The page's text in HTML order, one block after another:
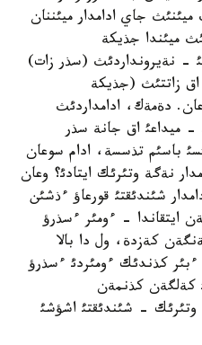
جاي ادامدار ميئننان
ميئندا جذيكة
- نةيرونداردئث (سذر زات)
زاتتئث (جذيكة
دةمةك، ادامداردئث
- ميداعئ اق جانة سذر
باسئم تذسسة، ادام سوعان
نةگة وتئرئك ايتادئ؟ وعان
شئندئقتئ قورعاؤ ءذشئن
ايتقاندا - ءومئر ءسذرؤ
كةزدة، ول دا بالا
ءبئر كذندئك ءومئردئ ءسذرؤ
كةلگةن كذنمةن
وتئرئك - شئندئقتئ اشؤشئ